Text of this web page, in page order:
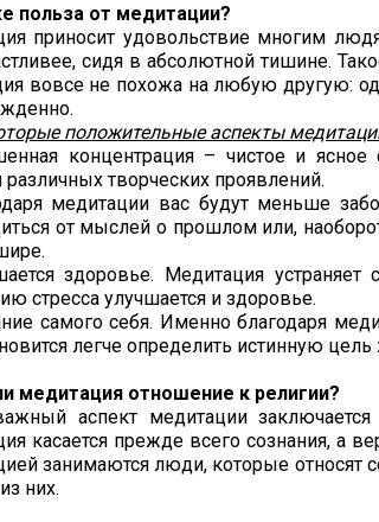
польза от медитации?
приносит удовольствие многим
сидя в абсолютной тишине.
вовсе не похожа на любую другую:
положительные аспекты
концентрация – чистое и
различных творческих проявлений.
медитации вас будут меньше
от мыслей о прошлом или,
здоровье. Медитация устраняет
стресса улучшается и здоровье.
самого себя. Именно благодаря
легче определить истинную цель
медитация отношение к религии?
аспект медитации
касается прежде всего сознания, а
занимаются люди, которые относят
них.